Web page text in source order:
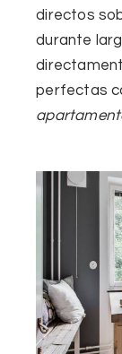
directos
durante
perfectas